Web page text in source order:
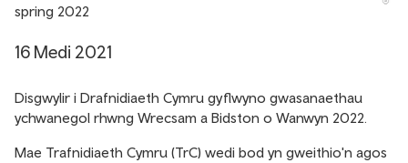
spring 2022
16 Medi 2021
Disgwylir i Drafnidiaeth Cymru gyflwyno gwasanaethau
ychwanegol rhwng Wrecsam a Bidston o Wanwyn 2022.
Mae Trafnidiaeth Cymru (TrC) wedi bod yn gweithio'n agos